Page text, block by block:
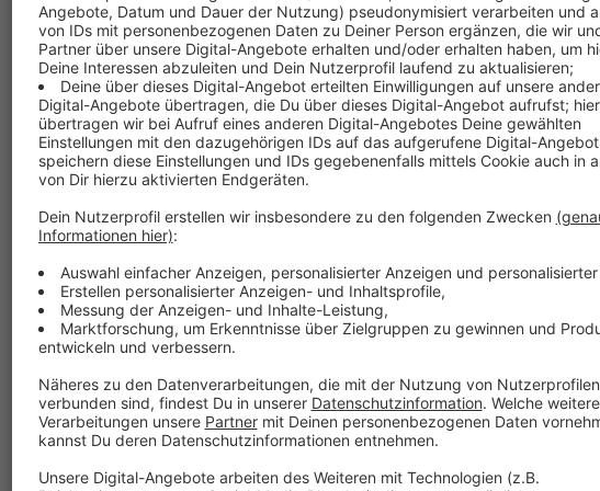
In den eineinhalb Stunden sprechen sie über 25
Bühnenmomente und ausführlich über ihr großes,
am 20. Dezember 2025 im Henkelsaal stattfindet.
Darüber hinaus gebenGreg Gardena und Mikko
mit spannenden Rückblicken in die Vergangenheit,
die Zukunft.
Anzeige
Hier gibt’s den Talk zum Nachhören
Anzeige
Der Talk mit Porno al Forno